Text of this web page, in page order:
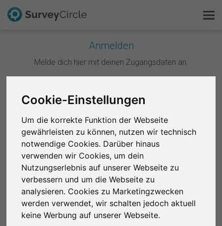
Cookie-Einstellungen
Um die korrekte Funktion der Webseite
gewährleisten zu können, nutzen wir technisch
notwendige Cookies. Darüber hinaus
verwenden wir Cookies, um dein
Nutzungserlebnis auf unserer Webseite zu
verbessern und um die Webseite zu
analysieren. Cookies zu Marketingzwecken
werden verwendet, wir schalten jedoch aktuell
keine Werbung auf unserer Webseite.
Anmelden
Melde dich hier mit deinen Zugangsdaten an.
Weiter mit Google
Weiter mit Facebook
ODER
E-Mail
Passwort*
Das ist SurveyCircle
FAQ
Kostenlos registrieren
Anmelden